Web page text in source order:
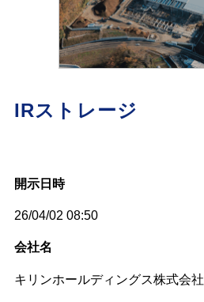
IRストレージ
開示日時
26/04/02 08:50
会社名
キリンホールディングス株式会社